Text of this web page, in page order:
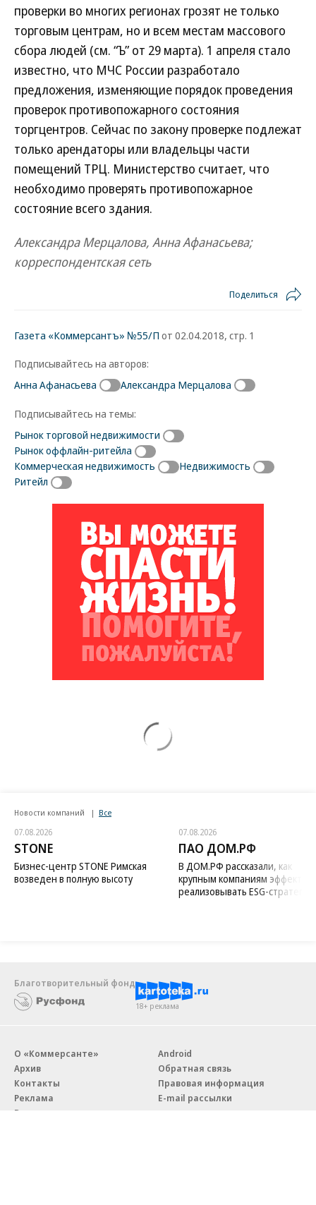
проверки во многих регионах грозят не только
торговым центрам, но и всем местам массового
сбора людей (см. “Ъ” от 29 марта). 1 апреля стало
известно, что МЧС России разработало
предложения, изменяющие порядок проведения
проверок противопожарного состояния
торгцентров. Сейчас по закону проверке подлежат
только арендаторы или владельцы части
помещений ТРЦ. Министерство считает, что
необходимо проверять противопожарное
состояние всего здания.
Александра Мерцалова, Анна Афанасьева;
корреспондентская сеть
Поделиться
Газета «Коммерсантъ» №55/П от 02.04.2018, стр. 1
Подписывайтесь на авторов:
Анна Афанасьева
Александра Мерцалова
Подписывайтесь на темы:
Рынок торговой недвижимости
Рынок оффлайн-ритейла
Коммерческая недвижимость
Недвижимость
Ритейл
Новости компаний Все
07.08.2026
STONE
Бизнес-центр STONE Римская
возведен в полную высоту
07.08.2026
ПАО ДОМ.РФ
В ДОМ.РФ рассказали, как
крупным компаниям
реализовывать ESG-стратегию
Благотворительный фонд
18+ реклама
О «Коммерсанте»
Архив
Контакты
Реклама
Вакансии
Android
Обратная связь
Правовая информация
E-mail рассылки